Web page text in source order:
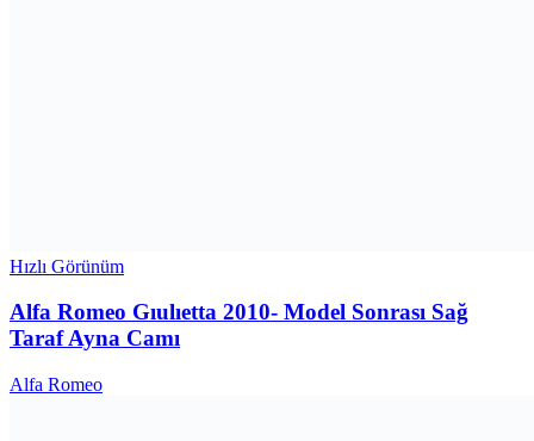
Hızlı Görünüm
Alfa Romeo Gıulıetta 2010- Model Sonrası Sağ
Taraf Ayna Camı
Alfa Romeo